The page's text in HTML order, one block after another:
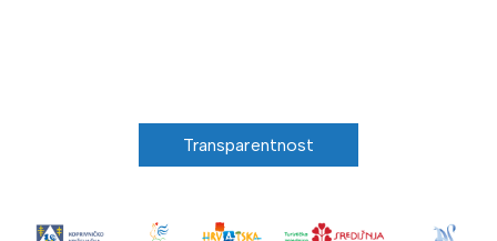
Transparentnost